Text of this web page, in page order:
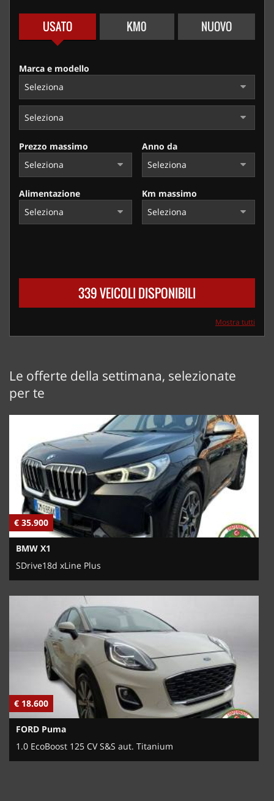
USATO KM0 NUOVO
Marca e modello
Prezzo massimo Anno da
Alimentazione Km massimo
339 VEICOLI DISPONIBILI
Mostra tutti
Le offerte della settimana, selezionate
per te
€ 35.900
BMW X1
SDrive18d xLine Plus
€ 18.600
FORD Puma
1.0 EcoBoost 125 CV S&S aut. Titanium